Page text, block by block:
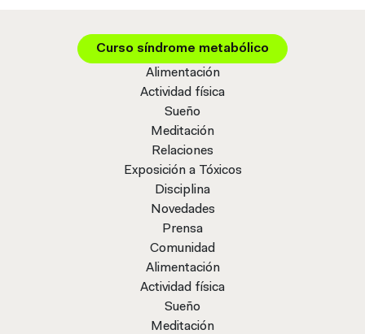
Curso síndrome metabólico
Alimentación
Actividad física
Sueño
Meditación
Relaciones
Exposición a Tóxicos
Disciplina
Novedades
Prensa
Comunidad
Alimentación
Actividad física
Sueño
Meditación